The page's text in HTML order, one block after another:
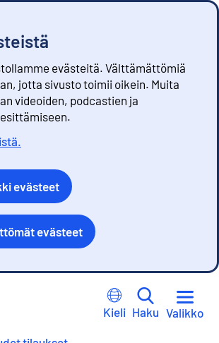
evästeitä. Välttämättömiä
jotta sivusto toimii oikein. Muita
videoiden, podcastien ja
evästeet
evästeet
Kieli Haku Valikko